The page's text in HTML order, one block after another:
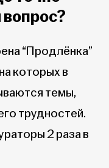
“Продлёнка”
которых в
темы,
трудностей.
2 раза в